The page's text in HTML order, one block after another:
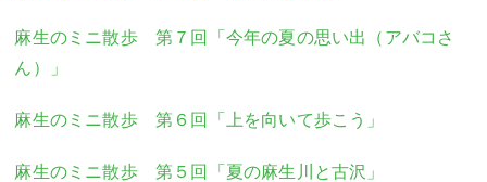
麻生のミニ散歩 第７回「今年の夏の思い出（アバコさ
ん）」
麻生のミニ散歩 第６回「上を向いて歩こう」
麻生のミニ散歩 第５回「夏の麻生川と古沢」